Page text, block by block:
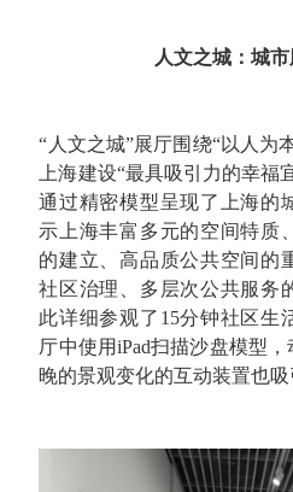
人文之城：城
“人文之城”展厅围绕“以人为
上海建设“最具吸引力的幸福
通过精密模型呈现了上海的
示上海丰富多元的空间特质
的建立、高品质公共空间的
社区治理、多层次公共服务
此详细参观了15分钟社区生
厅中使用iPad扫描沙盘模型
晚的景观变化的互动装置也吸